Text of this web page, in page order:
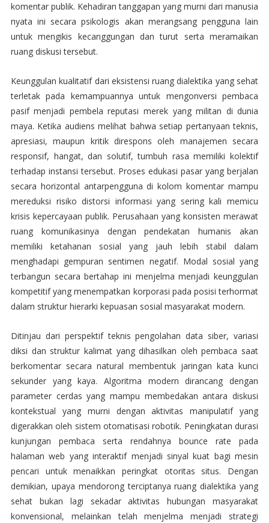
komentar publik. Kehadiran tanggapan yang murni dari manusia
nyata ini secara psikologis akan merangsang pengguna lain
untuk mengikis kecanggungan dan turut serta meramaikan
ruang diskusi tersebut.
Keunggulan kualitatif dari eksistensi ruang dialektika yang sehat
terletak pada kemampuannya untuk mengonversi pembaca
pasif menjadi pembela reputasi merek yang militan di dunia
maya. Ketika audiens melihat bahwa setiap pertanyaan teknis,
apresiasi, maupun kritik direspons oleh manajemen secara
responsif, hangat, dan solutif, tumbuh rasa memiliki kolektif
terhadap instansi tersebut. Proses edukasi pasar yang berjalan
secara horizontal antarpengguna di kolom komentar mampu
mereduksi risiko distorsi informasi yang sering kali memicu
krisis kepercayaan publik. Perusahaan yang konsisten merawat
ruang komunikasinya dengan pendekatan humanis akan
memiliki ketahanan sosial yang jauh lebih stabil dalam
menghadapi gempuran sentimen negatif. Modal sosial yang
terbangun secara bertahap ini menjelma menjadi keunggulan
kompetitif yang menempatkan korporasi pada posisi terhormat
dalam struktur hierarki kepuasan sosial masyarakat modern.
Ditinjau dari perspektif teknis pengolahan data siber, variasi
diksi dan struktur kalimat yang dihasilkan oleh pembaca saat
berkomentar secara natural membentuk jaringan kata kunci
sekunder yang kaya. Algoritma modern dirancang dengan
parameter cerdas yang mampu membedakan antara diskusi
kontekstual yang murni dengan aktivitas manipulatif yang
digerakkan oleh sistem otomatisasi robotik. Peningkatan durasi
kunjungan pembaca serta rendahnya bounce rate pada
halaman web yang interaktif menjadi sinyal kuat bagi mesin
pencari untuk menaikkan peringkat otoritas situs. Dengan
demikian, upaya mendorong terciptanya ruang dialektika yang
sehat bukan lagi sekadar aktivitas hubungan masyarakat
konvensional, melainkan telah menjelma menjadi strategi